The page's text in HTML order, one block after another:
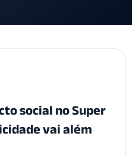
social no Super
vai além